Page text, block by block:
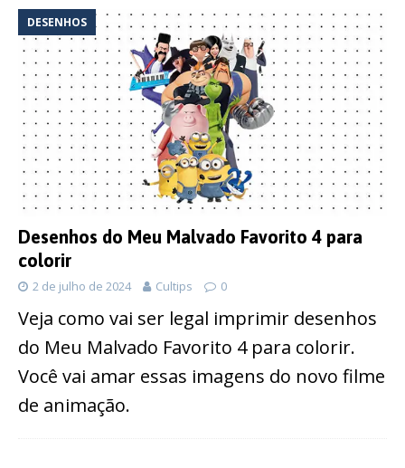
DESENHOS
Desenhos do Meu Malvado Favorito 4 para
colorir
2 de julho de 2024 Cultips 0
Veja como vai ser legal imprimir desenhos
do Meu Malvado Favorito 4 para colorir.
Você vai amar essas imagens do novo filme
de animação.